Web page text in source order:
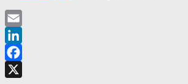
Email
LinkedIn
Facebook